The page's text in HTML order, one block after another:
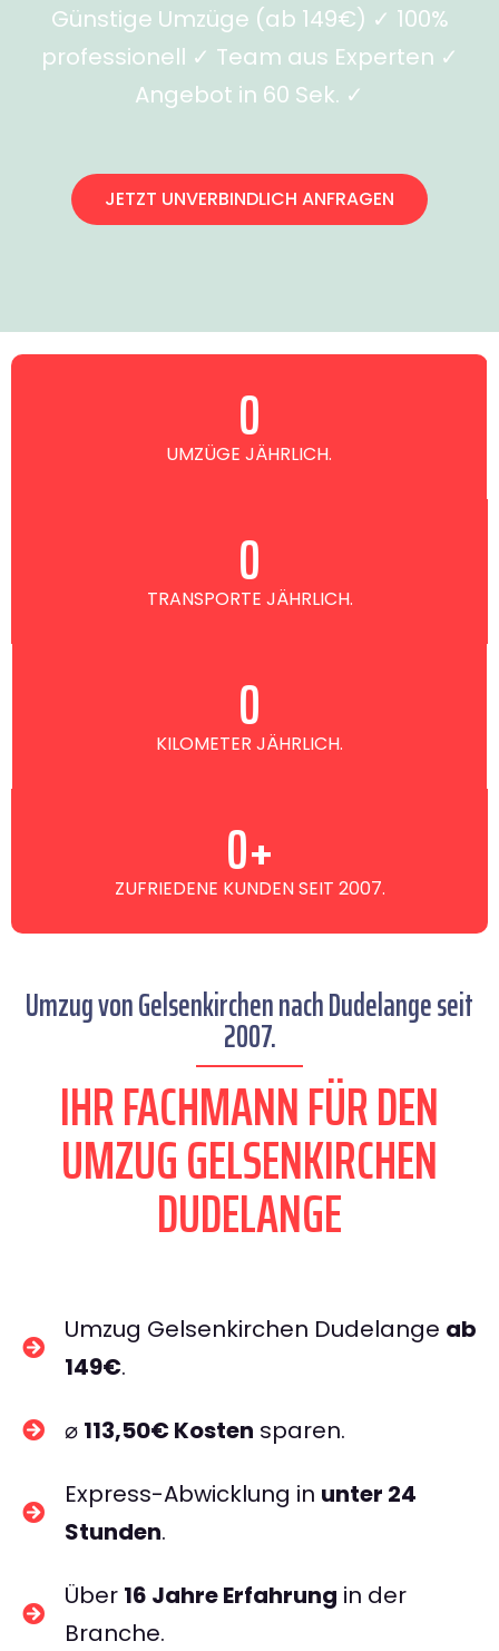
Günstige Umzüge (ab 149€) ✓ 100%
professionell ✓ Team aus Experten ✓
Angebot in 60 Sek. ✓
JETZT UNVERBINDLICH ANFRAGEN
UMZÜGE JÄHRLICH.
0
TRANSPORTE JÄHRLICH.
0
KILOMETER JÄHRLICH.
0
ZUFRIEDENE KUNDEN SEIT 2007.
0+
Umzug von Gelsenkirchen nach Dudelange seit
2007.
IHR FACHMANN FÜR DEN
UMZUG GELSENKIRCHEN
DUDELANGE
Umzug Gelsenkirchen Dudelange ab
149€.
⌀ 113,50€ Kosten sparen.
Express-Abwicklung in unter 24
Stunden.
Über 16 Jahre Erfahrung in der
Branche.